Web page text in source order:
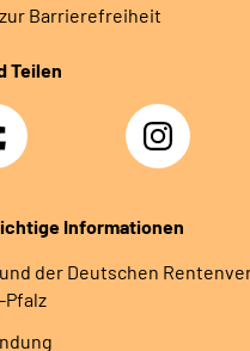
Barrierefreiheit
Teilen
Instagram
DRV
Nachwuchskräfte
Informationen
der Deutschen
Pfalz